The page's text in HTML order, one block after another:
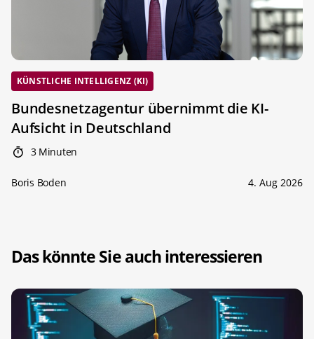
KÜNSTLICHE INTELLIGENZ (KI)
Bundesnetzagentur übernimmt die KI-
Aufsicht in Deutschland
3 Minuten
Boris Boden 4. Aug 2026
Das könnte Sie auch interessieren